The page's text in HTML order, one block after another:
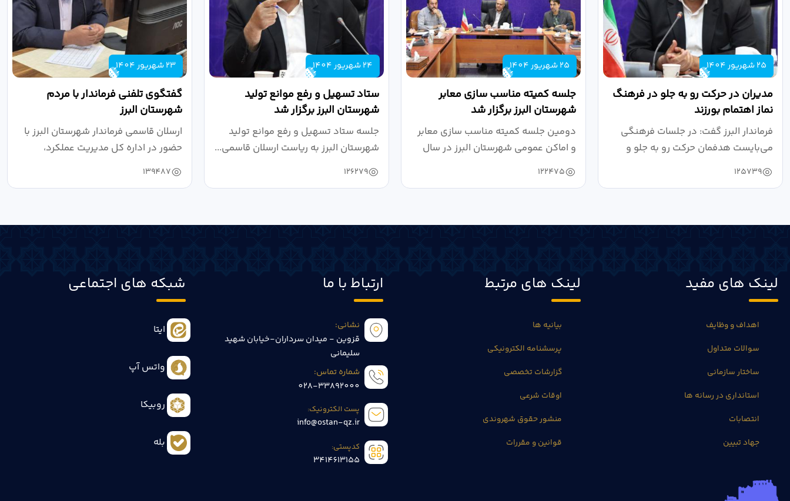
25 شهریور 1404
مدیران در حرکت رو به جلو در فرهنگ
نماز اهتمام بورزند
فرماندار البرز گفت: در جلسات فرهنگی
می‌بایست هدفمان حرکت رو به جلو و
دستیابی...
125739
25 شهریور 1404
جلسه کمیته مناسب سازی معابر
شهرستان البرز برگزار شد
دومین جلسه کمیته مناسب سازی معابر
و اماکن عمومی شهرستان البرز در سال
۱۴۰۴ به...
122475
24 شهریور 1404
ستاد تسهیل و رفع موانع تولید
شهرستان البرز برگزار شد
جلسه ستاد تسهیل و رفع موانع تولید
شهرستان البرز به ریاست ارسلان قاسمی...
126279
23 شهریور 1404
گفتگوی تلفنی فرماندار با مردم
شهرستان البرز
ارسلان قاسمی فرماندار شهرستان البرز با
حضور در اداره کل مدیریت عملکرد،
بازرسی...
139487
لینک های مفید
اهداف و وظایف
سوالات متداول
ساختار سازمانی
استانداری در رسانه ها
انتصابات
جهاد تبیین
لینک های مرتبط
بیانیه ها
پرسشنامه الکترونیکی
گزارشات تخصصی
اوقات شرعی
منشور حقوق شهروندی
قوانین و مقررات
ارتباط با ما
نشانی:
قزوین - میدان سرداران-خیابان شهید
سلیمانی
شماره تماس:
028-33892000
پست الکترونیک:
info@ostan-qz.ir
کدپستی:
3414613155
شبکه های اجتماعی
ایتا
واتس آپ
روبیکا
بله